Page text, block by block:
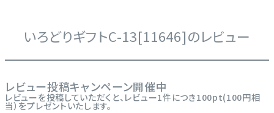
いろどりギフトC-13[11646]のレビュー
レビュー投稿キャンペーン開催中
レビューを投稿していただくと、レビュー1件につき100pt(100円相
当）をプレゼントいたします。